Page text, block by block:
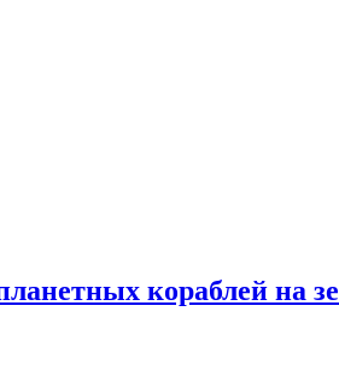
кораблей на